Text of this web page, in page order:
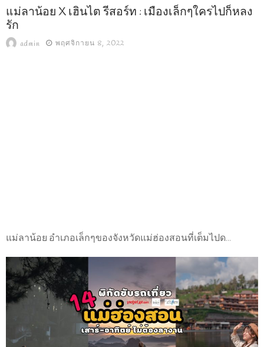
แม่ลาน้อย X เฮินไต รีสอร์ท : เมืองเล็กๆใครไปก็หลง
รัก
admin พฤศจิกายน 8, 2022
แม่ลาน้อย อำเภอเล็กๆของจังหวัดแม่ฮ่องสอนที่เต็มไปด...